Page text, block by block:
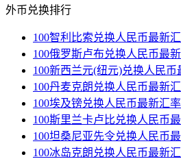
外币兑换排行
100智利比索兑换人民币最新
100俄罗斯卢布兑换人民币最
100新西兰元(纽元)兑换人民币
100丹麦克朗兑换人民币最新
100埃及镑兑换人民币最新汇率
100斯里兰卡卢比兑换人民币
100坦桑尼亚先令兑换人民币
100冰岛克朗兑换人民币最新